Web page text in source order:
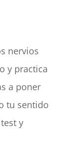
nervios
y practica
a poner
tu sentido
y